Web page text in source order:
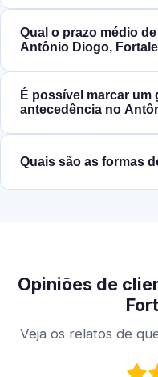
Qual o prazo médio
Antônio Diogo,
É possível marcar um
antecedência no
Quais são as formas
Opiniões de
Veja os relatos de